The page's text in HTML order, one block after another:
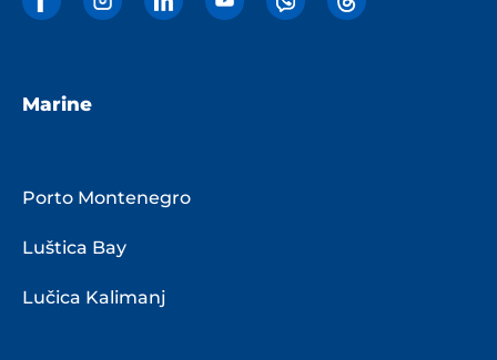
Marine
Porto Montenegro
Luštica Bay
Lučica Kalimanj